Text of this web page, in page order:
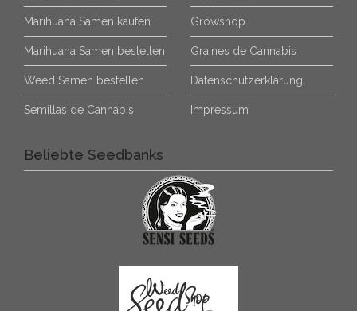
Marihuana Samen kaufen
Marihuana Samen bestellen
Weed Samen bestellen
Semillas de Cannabis
Growshop
Graines de Cannabis
Datenschutzerklärung
Impressum
Beliebte Seedbanks